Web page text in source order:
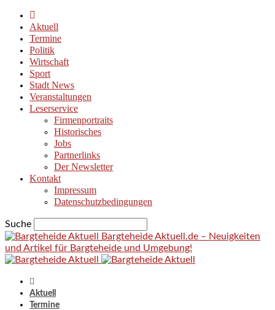
Aktuell
Termine
Politik
Wirtschaft
Sport
Stadt News
Veranstaltungen
Leserservice
Firmenportraits
Historisches
Jobs
Partnerlinks
Der Newsletter
Kontakt
Impressum
Datenschutzbedingungen
Suche
Bargteheide Aktuell.de – Neuigkeiten
und Artikel für Bargteheide und Umgebung!
Aktuell
Termine